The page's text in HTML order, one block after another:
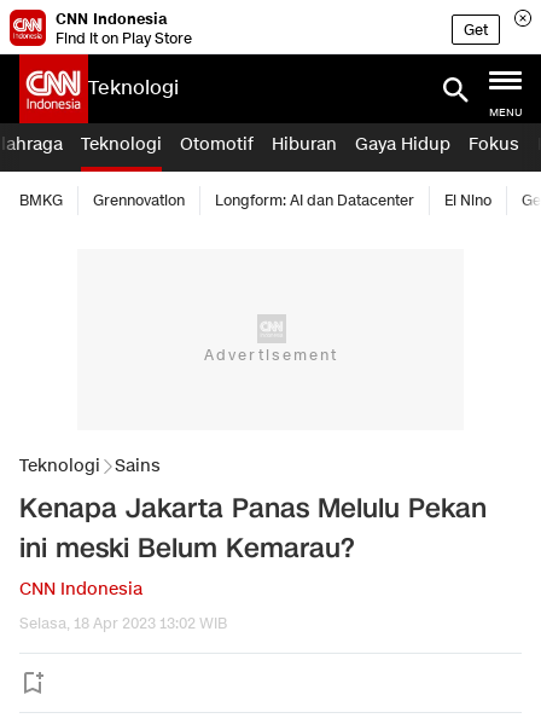
CNN Indonesia
Find it on Play Store
Get
Teknologi
MENU
Teknologi Otomotif Hiburan Gaya Hidup Fokus
BMKG Grennovation Longform: AI dan Datacenter El Nino
Teknologi Sains
Kenapa Jakarta Panas Melulu Pekan
ini meski Belum Kemarau?
CNN Indonesia
Selasa, 18 Apr 2023 13:02 WIB